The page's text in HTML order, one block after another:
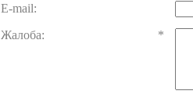
E-mail:
Жалоба:
*